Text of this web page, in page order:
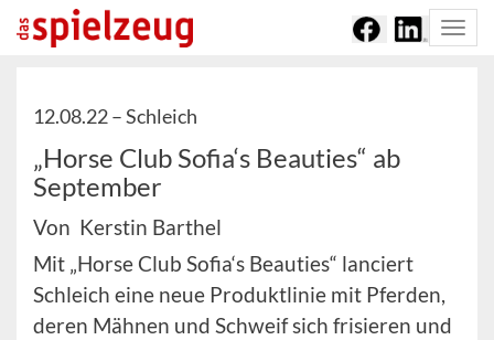
12.08.22 –Schleich
„Horse Club Sofia‘s Beauties“ ab
September
Von Kerstin Barthel
Mit „Horse Club Sofia‘s Beauties“ lanciert
Schleich eine neue Produktlinie mit Pferden,
deren Mähnen und Schweif sich frisieren und